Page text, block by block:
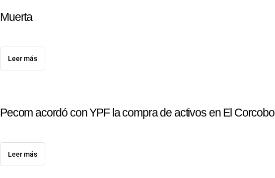
Muerta
Leer más
Pecom acordó con YPF la compra de activos en El Corcobo
Leer más